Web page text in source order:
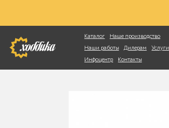
Каталог
Наше производство
Наши работы
Дилерам
Услуги
Инфоцентр
Контакты
Фотопоиск